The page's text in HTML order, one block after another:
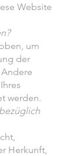
Website
um
der
werden.
Herkunft,